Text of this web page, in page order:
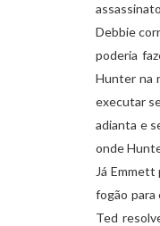
Debbie
poderia
Hunter na
executar
adianta e
onde
Já
fogão para
Ted